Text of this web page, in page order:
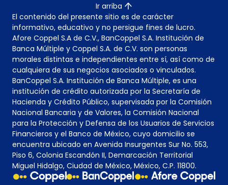
Ir arriba
El contenido del presente sitio es de carácter
informativo, educativo y no persigue fines de lucro.
Afore Coppel S.A de C.V., BanCoppel S.A. Institución de
Banca Múltiple y Coppel S.A. de C.V. son personas
morales distintas e independientes entre sí, así como de
cualquiera de sus negocios asociados o vinculados.
BanCoppel S.A. Institución de Banca Múltiple, es una
institución de crédito autorizada por la Secretaría de
Hacienda y Crédito Público, supervisada por la Comisión
Nacional Bancaria y de Valores, la Comisión Nacional
para la Protección y Defensa de los Usuarios de Servicios
Financieros y el Banco de México, cuyo domicilio se
encuentra ubicado en Avenida Insurgentes Sur No. 553,
Piso 6, Colonia Escandón II, Demarcación Territorial
Miguel Hidalgo, Ciudad de México, México, C.P. 11800.